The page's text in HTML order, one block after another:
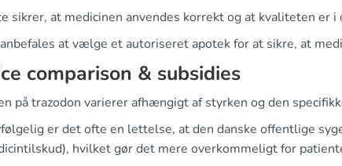
sikrer, at medicinen anvendes korrekt og at kvaliteten er i
at vælge et autoriseret apotek for at sikre, at
comparison & subsidies
på trazodon varierer afhængigt af styrken og den
er det ofte en lettelse, at den danske offentlige
hvilket gør det mere overkommeligt for